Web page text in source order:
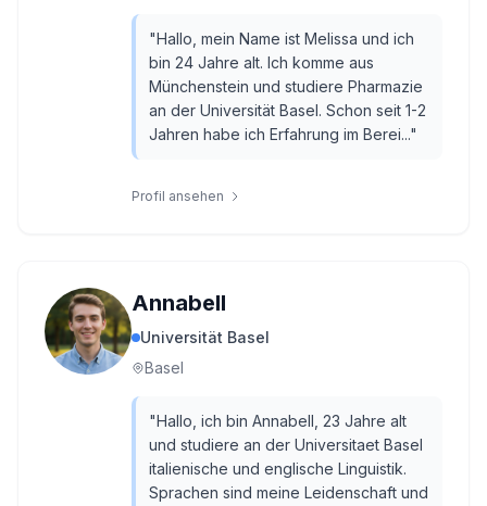
"Hallo, mein Name ist Melissa und ich
bin 24 Jahre alt. Ich komme aus
Münchenstein und studiere Pharmazie
an der Universität Basel. Schon seit 1-2
Jahren habe ich Erfahrung im Berei..."
Profil ansehen
Annabell
Universität Basel
Basel
"Hallo, ich bin Annabell, 23 Jahre alt
und studiere an der Universitaet Basel
italienische und englische Linguistik.
Sprachen sind meine Leidenschaft und